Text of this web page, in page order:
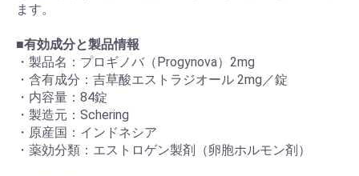
ます。
■有効成分と製品情報
・製品名：プロギノバ（Progynova）2mg
・含有成分：吉草酸エストラジオール 2mg／錠
・内容量：84錠
・製造元：Schering
・原産国：インドネシア
・薬効分類：エストロゲン製剤（卵胞ホルモン剤）